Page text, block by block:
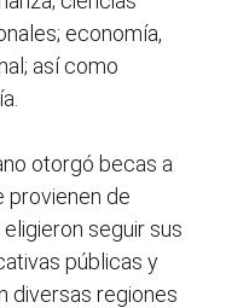
economía,
así como
otorgó becas a
provienen de
seguir sus
públicas y
diversas regiones